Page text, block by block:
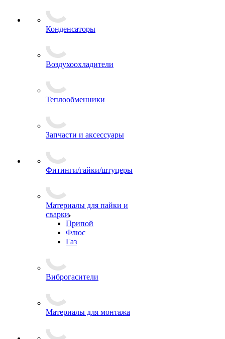
Конденсаторы
Воздухоохладители
Теплообменники
Запчасти и аксессуары
Фитинги/гайки/штуцеры
Материалы для пайки и
сварки
Припой
Флюс
Газ
Виброгасители
Материалы для монтажа